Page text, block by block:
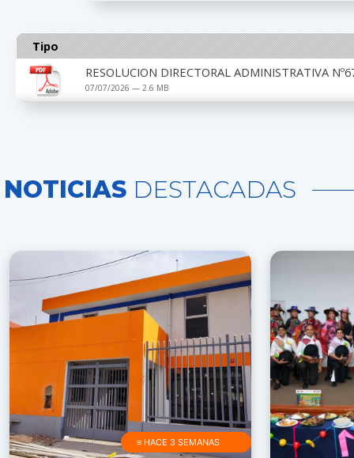
Tipo
RESOLUCION DIRECTORAL ADMINISTRATIVA
07/07/2026 — 2.6 MB
NOTICIAS DESTACADAS
≡ HACE 3 SEMANAS